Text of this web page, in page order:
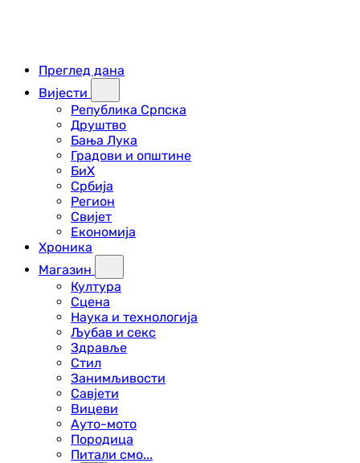
Преглед дана
Вијести
Република Српска
Друштво
Бања Лука
Градови и општине
БиХ
Србија
Регион
Свијет
Економија
Хроника
Магазин
Култура
Сцена
Наука и технологија
Љубав и секс
Здравље
Стил
Занимљивости
Савјети
Вицеви
Ауто-мото
Породица
Питали смо...